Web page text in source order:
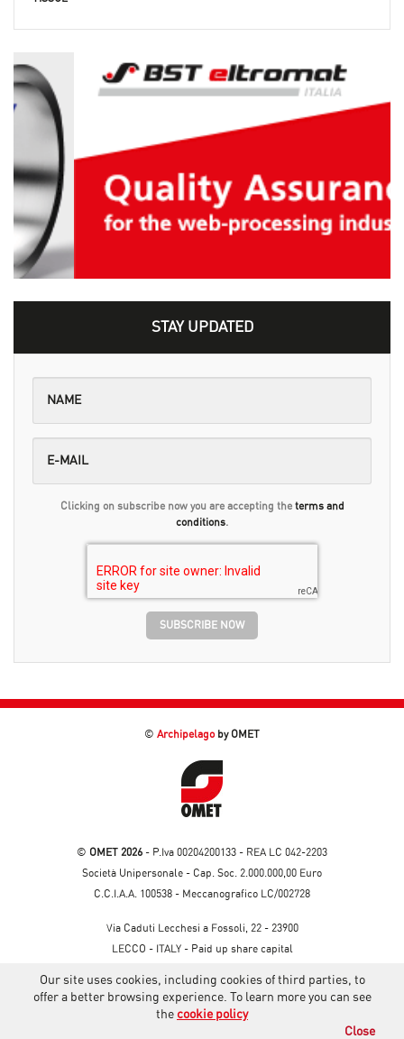
STAY UPDATED
Clicking on subscribe now you are accepting the terms and
conditions.
SUBSCRIBE NOW
© Archipelago by OMET
© OMET 2026 - P.Iva 00204200133 - REA LC 042-2203
Società Unipersonale - Cap. Soc. 2.000.000,00 Euro
C.C.I.A.A. 100538 - Meccanografico LC/002728
Via Caduti Lecchesi a Fossoli, 22 - 23900
LECCO - ITALY - Paid up share capital
Our site uses cookies, including cookies of third parties, to
offer a better browsing experience. To learn more you can see
the cookie policy
Close